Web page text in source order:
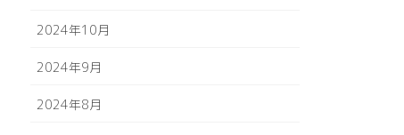
2024年10月
2024年9月
2024年8月